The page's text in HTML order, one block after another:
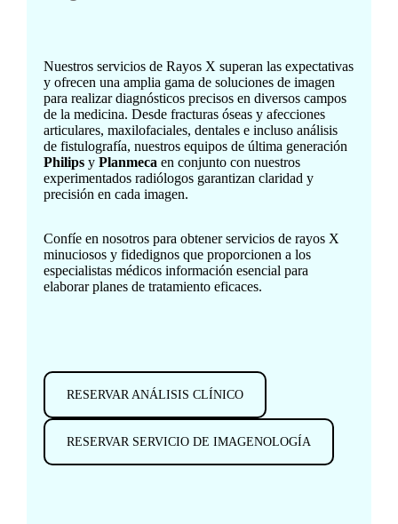
Nuestros servicios de Rayos X superan las expectativas
y ofrecen una amplia gama de soluciones de imagen
para realizar diagnósticos precisos en diversos campos
de la medicina. Desde fracturas óseas y afecciones
articulares, maxilofaciales, dentales e incluso análisis
de fistulografía, nuestros equipos de última generación
Philips yPlanmeca en conjunto con nuestros
experimentados radiólogos garantizan claridad y
precisión en cada imagen.
Confíe en nosotros para obtener servicios de rayos X
minuciosos y fidedignos que proporcionen a los
especialistas médicos información esencial para
elaborar planes de tratamiento eficaces.
RESERVAR ANÁLISIS CLÍNICO
RESERVAR SERVICIO DE IMAGENOLOGÍA